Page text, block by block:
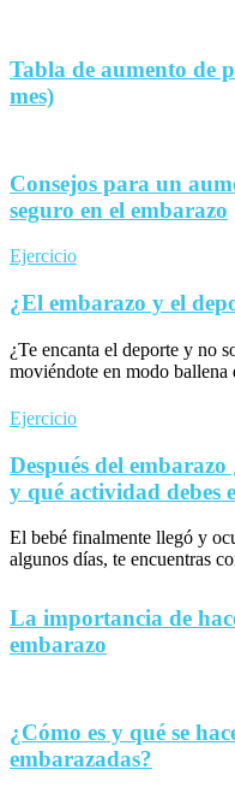
Tabla de aumento de
mes)
Consejos para un
seguro en el embarazo
Ejercicio
¿El embarazo y el
¿Te encanta el deporte y no
moviéndote en modo ballena
Ejercicio
Después del
y qué actividad debes
El bebé finalmente llegó y
algunos días, te encuentras
La importancia de
embarazo
¿Cómo es y qué se
embarazadas?